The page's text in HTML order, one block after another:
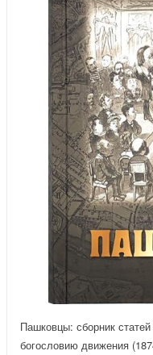
Пашковцы: сборник
богословию движения